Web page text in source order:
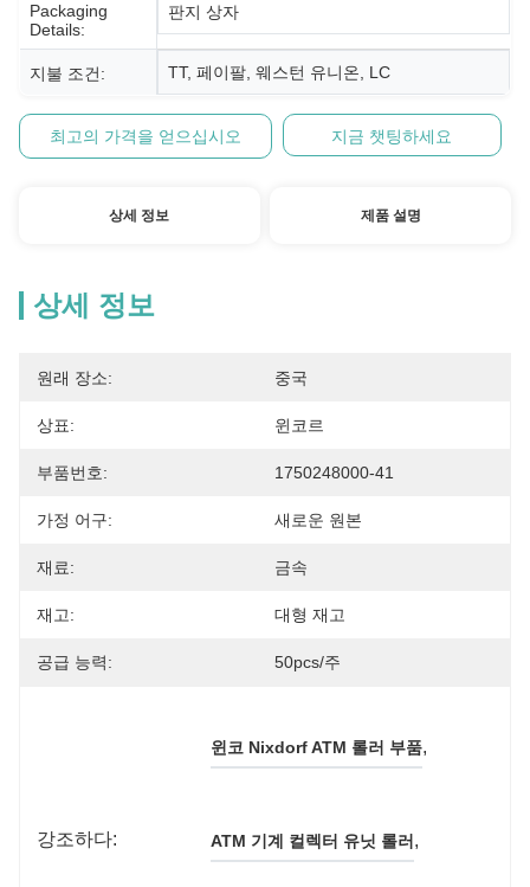
Packaging
Details:
판지 상자
지불 조건: TT, 페이팔, 웨스턴 유니온, LC
최고의 가격을 얻으십시오 지금 챗팅하세요
상세 정보 제품 설명
상세 정보
원래 장소: 중국
상표: 윈코르
부품번호: 1750248000-41
가정 어구: 새로운 원본
재료: 금속
재고: 대형 재고
공급 능력: 50pcs/주
강조하다:
윈코 Nixdorf ATM 롤러 부품,
ATM 기계 컬렉터 유닛 롤러 ,